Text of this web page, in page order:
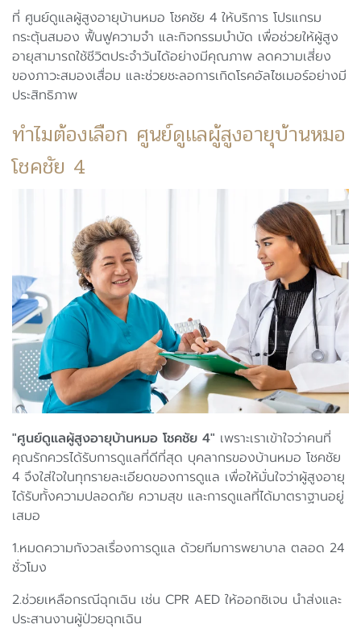
ที่ ศูนย์ดูแลผู้สูงอายุบ้านหมอ โชคชัย 4 ให้บริการ โปรแกรม
กระตุ้นสมอง ฟื้นฟูความจำ และกิจกรรมบำบัด เพื่อช่วยให้ผู้สูง
อายุสามารถใช้ชีวิตประจำวันได้อย่างมีคุณภาพ ลดความเสี่ยง
ของภาวะสมองเสื่อม และช่วยชะลอการเกิดโรคอัลไซเมอร์อย่างมี
ประสิทธิภาพ
ทำไมต้องเลือก ศูนย์ดูแลผู้สูงอายุบ้านหมอ
โชคชัย 4
"ศูนย์ดูแลผู้สูงอายุบ้านหมอ โชคชัย 4" เพราะเราเข้าใจว่าคนที่
คุณรักควรได้รับการดูแลที่ดีที่สุด บุคลากรของบ้านหมอ โชคชัย
4 จึงใส่ใจในทุกรายละเอียดของการดูแล เพื่อให้มั่นใจว่าผู้สูงอายุ
ได้รับทั้งความปลอดภัย ความสุข และการดูแลที่ได้มาตราฐานอยู่
เสมอ
1.หมดความกังวลเรื่องการดูแล ด้วยทีมการพยาบาล ตลอด 24
ชั่วโมง
2.ช่วยเหลือกรณีฉุกเฉิน เช่น CPR AED ให้ออกซิเจน นำส่งและ
ประสานงานผู้ป่วยฉุกเฉิน